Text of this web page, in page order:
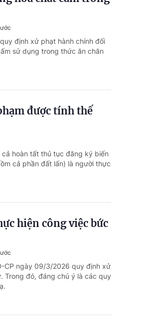
định xử phạt hành chính đối
sử dụng trong thức ăn chăn
được tính thế
hoàn tất thủ tục đăng ký biến
cả phần đất lấn) là người thực
hiện công việc bức
CP ngày 09/3/2026 quy định xử
Trong đó, đáng chú ý là các quy